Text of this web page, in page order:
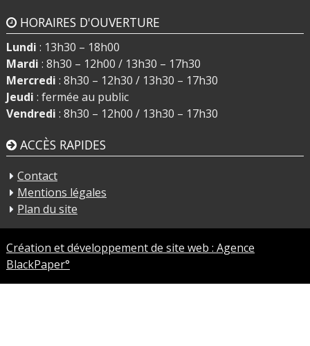
HORAIRES D'OUVERTURE
Lundi : 13h30 – 18h00
Mardi : 8h30 – 12h00 / 13h30 – 17h30
Mercredi : 8h30 – 12h30 / 13h30 – 17h30
Jeudi : fermée au public
Vendredi : 8h30 – 12h00 / 13h30 – 17h30
ACCÈS RAPIDES
Contact
Mentions légales
Plan du site
Création et développement de site web : Agence
BlackPaper°